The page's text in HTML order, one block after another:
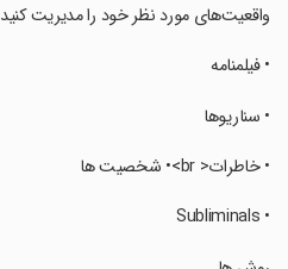
‏واقعیت‌های مورد نظر خود را مدیریت کنید
‏• فیلمنامه
‏• سناریوها
‏• خاطرات< br>• شخصیت ها
‏• Subliminals